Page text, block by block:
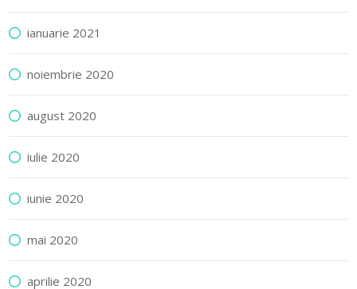
ianuarie 2021
noiembrie 2020
august 2020
iulie 2020
iunie 2020
mai 2020
aprilie 2020